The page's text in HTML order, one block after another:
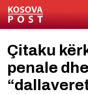
Çitaku
penale